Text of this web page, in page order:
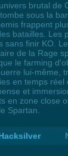
brutal de
sous la
frappent
batailles. Les
sans finir KO.
de la Rage
le farming
lui-même,
en temps réel
et
en zone close
Spartan.